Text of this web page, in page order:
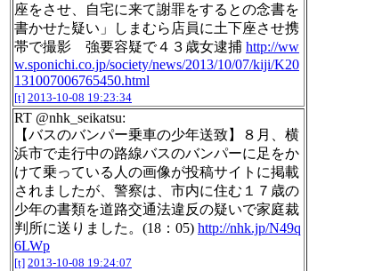
座をさせ、自宅に来て謝罪をするとの念書を
書かせた疑い」しまむら店員に土下座させ携
帯で撮影 強要容疑で４３歳女逮捕 http://ww
w.sponichi.co.jp/society/news/2013/10/07/kiji/K20
131007006765450.html
[t] 2013-10-08 19:23:34
RT @nhk_seikatsu:
【バスのバンパー乗車の少年送致】８月、横
浜市で走行中の路線バスのバンパーに足をか
けて乗っている人の画像が投稿サイトに掲載
されましたが、警察は、市内に住む１７歳の
少年の書類を道路交通法違反の疑いで家庭裁
判所に送りました。(18：05) http://nhk.jp/N49q
6LWp
[t] 2013-10-08 19:24:07